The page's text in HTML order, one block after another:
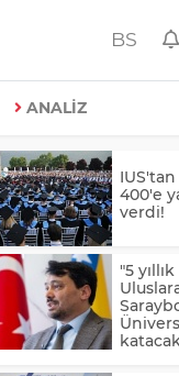
BS
ANALİZ
400'e
verdi!
"5